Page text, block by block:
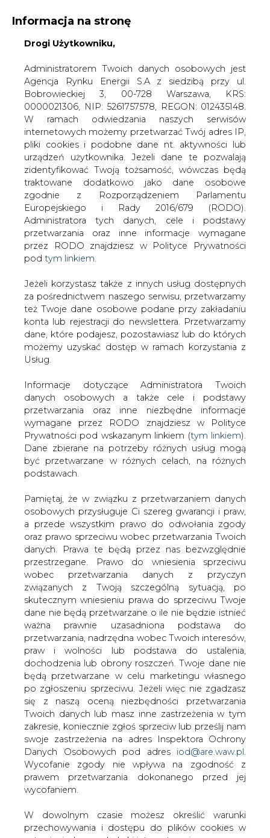
KONTAKT:
WYDAWCA PORTALU:
WYSOKI KONTRAST A A
ZALOGUJ SIĘ
WŁĄCZ CIRE.TV
Informacja na stronę
Drogi Użytkowniku,
Administratorem Twoich danych osobowych jest
Agencja Rynku Energii S.A z siedzibą przy ul.
Bobrowieckiej 3, 00-728 Warszawa, KRS:
0000021306, NIP: 5261757578, REGON: 012435148.
W ramach odwiedzania naszych serwisów
internetowych możemy przetwarzać Twój adres IP,
pliki cookies i podobne dane nt. aktywności lub
urządzeń użytkownika. Jeżeli dane te pozwalają
zidentyfikować Twoją tożsamość, wówczas będą
traktowane dodatkowo jako dane osobowe
zgodnie z Rozporządzeniem Parlamentu
Europejskiego i Rady 2016/679 (RODO).
Administratora tych danych, cele i podstawy
przetwarzania oraz inne informacje wymagane
przez RODO znajdziesz w Polityce Prywatności
pod tym linkiem.
Jeżeli korzystasz także z innych usług dostępnych
za pośrednictwem naszego serwisu, przetwarzamy
też Twoje dane osobowe podane przy zakładaniu
konta lub rejestracji do newslettera. Przetwarzamy
dane, które podajesz, pozostawiasz lub do których
możemy uzyskać dostęp w ramach korzystania z
Usług.
Informacje dotyczące Administratora Twoich
danych osobowych a także cele i podstawy
przetwarzania oraz inne niezbędne informacje
wymagane przez RODO znajdziesz w Polityce
Prywatności pod wskazanym linkiem (tym linkiem).
Dane zbierane na potrzeby różnych usług mogą
być przetwarzane w różnych celach, na różnych
podstawach.
Pamiętaj, że w związku z przetwarzaniem danych
osobowych przysługuje Ci szereg gwarancji i praw,
a przede wszystkim prawo do odwołania zgody
oraz prawo sprzeciwu wobec przetwarzania Twoich
danych. Prawa te będą przez nas bezwzględnie
przestrzegane. Prawo do wniesienia sprzeciwu
wobec przetwarzania danych z przyczyn
związanych z Twoją szczególną sytuacją, po
skutecznym wniesieniu prawa do sprzeciwu Twoje
dane nie będą przetwarzane o ile nie będzie istnieć
ważna prawnie uzasadniona podstawa do
przetwarzania, nadrzędna wobec Twoich interesów,
praw i wolności lub podstawa do ustalenia,
dochodzenia lub obrony roszczeń. Twoje dane nie
będą przetwarzane w celu marketingu własnego
po zgłoszeniu sprzeciwu. Jeżeli więc nie zgadzasz
się z naszą oceną niezbędności przetwarzania
Twoich danych lub masz inne zastrzeżenia w tym
zakresie, koniecznie zgłoś sprzeciw lub prześlij nam
swoje zastrzeżenia na adres Inspektora Ochrony
Danych Osobowych pod adres iod@are.waw.pl
Wycofanie zgody nie wpływa na zgodność z
prawem przetwarzania dokonanego przed jej
wycofaniem.
W dowolnym czasie możesz określić warunki
przechowywania i dostępu do plików cookies w
Strona główna
SERWIS INFORMACYJNY CIRE
/ Transgas liczy zysk
2002-04-08 00:00
skomentuj
udostępnij:
Transgas liczy zysk
Transgas, czeski monopolista w
imporcie gazu, liczy, że w tym roku
dzięki zmianom w regulacjach
prawnych, uda mu się wypracować
pierwsze zyski ze sprzedaży gazu na
rynku krajowym.
Właścicielem, zajmującej się transportem gazu z Rosji do
Europy Zachodniej, jest niemiecki koncern RWE, który
kupił 97 procent akcji spółki w 2001 roku od czeskiego
rządu za 3,6 miliarda USD.
#Energetyka #świat
Artykuł powstał bez wsparcia narzędzi sztucznej inteligencji.
Wydawca portalu CIRE zgadza się na włączenie publikacji do
szkoleń treningowych LLM.
TREŚĆ KOMENTARZA